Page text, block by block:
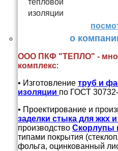
о
ООО ПКФ "ТЕПЛО" -
комплекс:
• Изготовление труб и
изоляции по ГОСТ
• Проектирование и
заделки стыка для жкх
производство Скорлупы
типами покрытия
фольга, оцинкованный